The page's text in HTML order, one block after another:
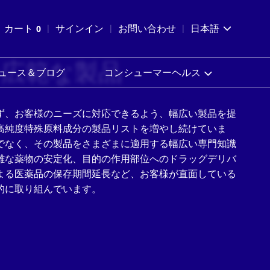
を開く
カート 0
カートを確認する
サインイン お問い合わせ 日本語
ース＆ブログ コンシューマーヘルス
範な製品
お客様のニーズに対応できるよう、幅広い製品を提
度特殊原料成分の製品リストを増やし続けていま
なく、その製品をさまざまに適用する幅広い専門知識
な薬物の安定化、目的の作用部位へのドラッグデリバ
医薬品の保存期間延長など、お客様が直面している
取り組んでいます。